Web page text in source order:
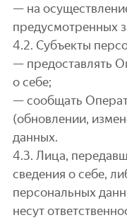
— на
предусмотренных
4.2. Субъекты
— предоставлять
о себе;
— сообщать
(обновлении,
данных.
4.3. Лица,
сведения о себе,
персональных
несут